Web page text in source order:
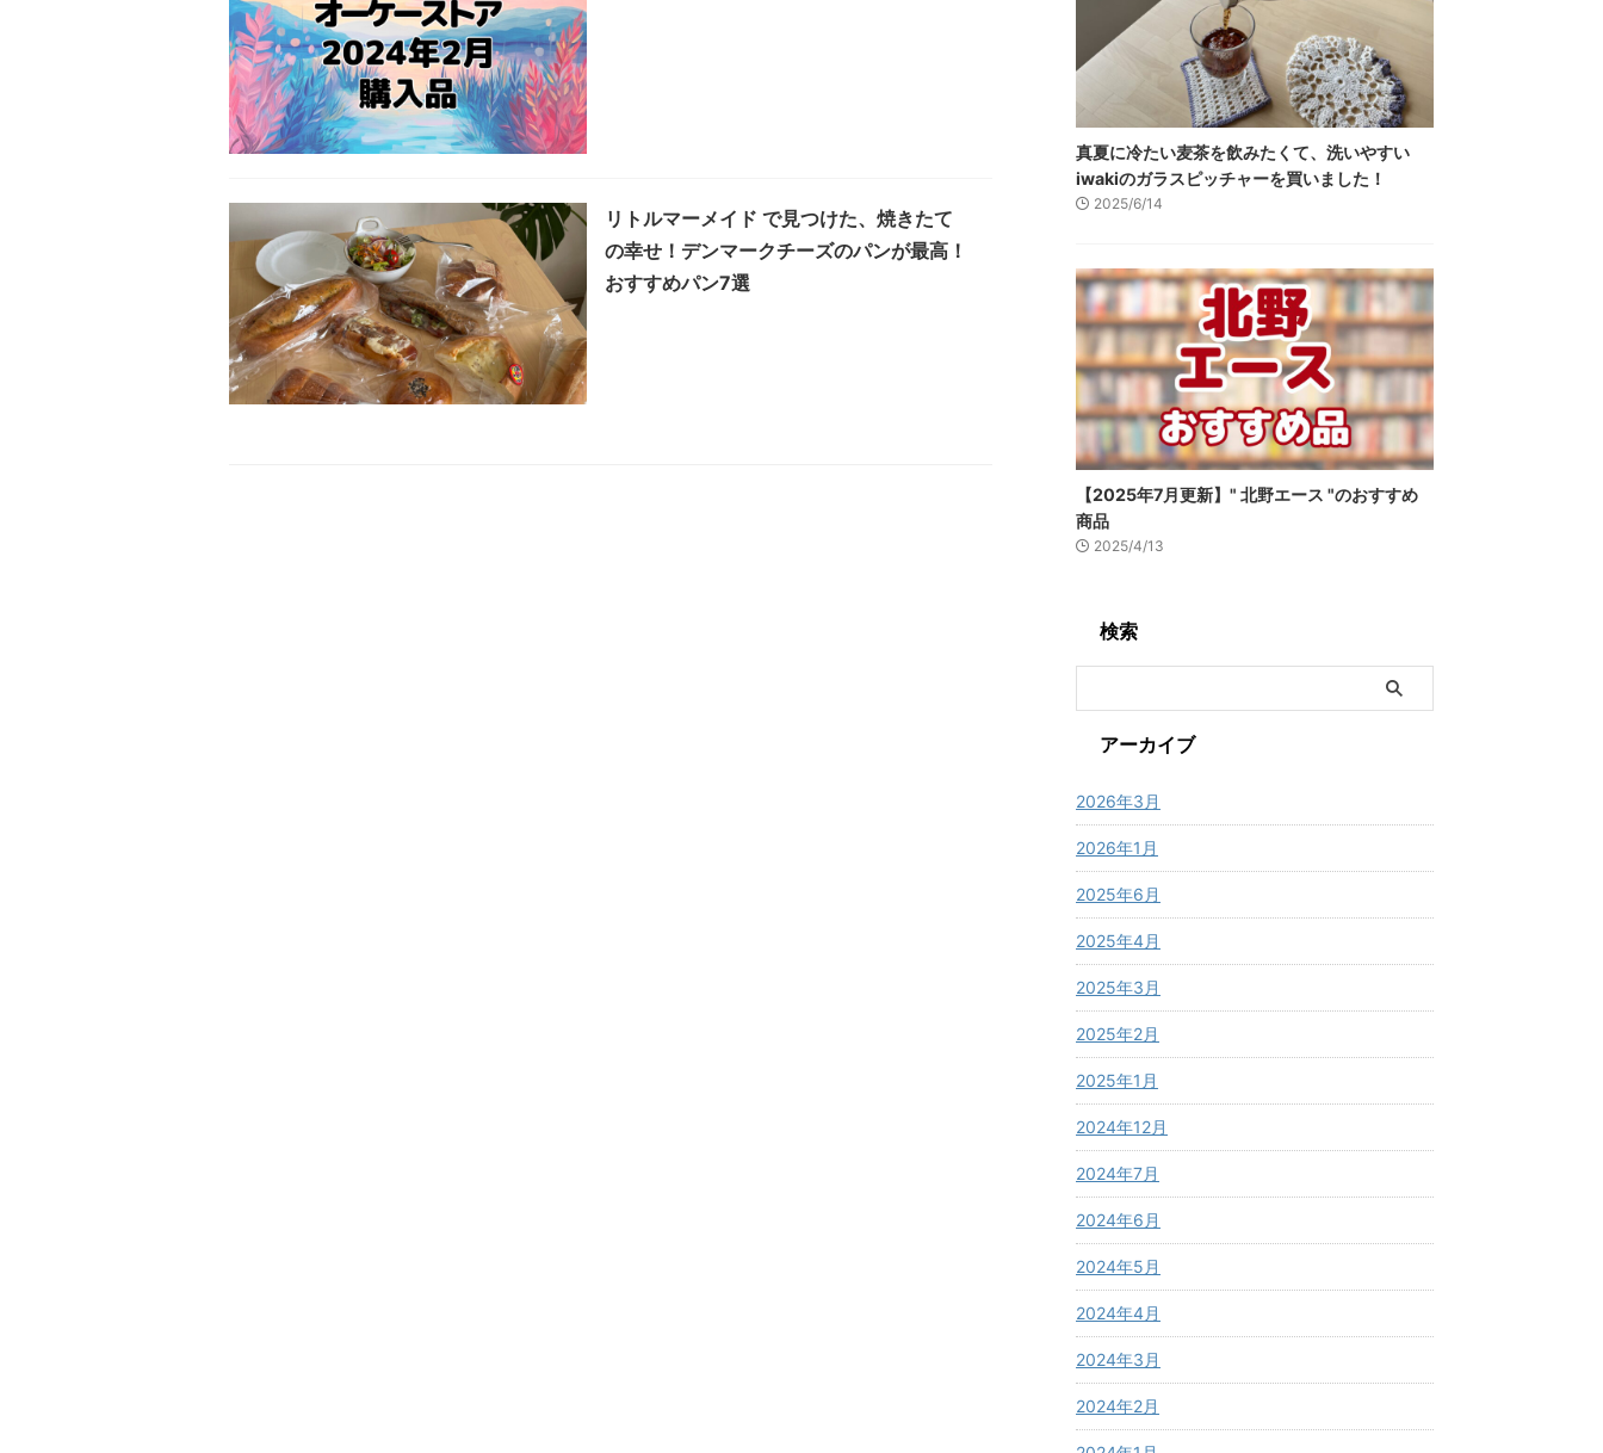
リトルマーメイド で見つけた、焼きたて
の幸せ！デンマークチーズのパンが最高！
おすすめパン7選
真夏に冷たい麦茶を飲みたくて、洗いやすい
iwakiのガラスピッチャーを買いました！
2025/6/14
【2025年7月更新】" 北野エース "のおすすめ
商品
2025/4/13
検索
アーカイブ
2026年3月
2026年1月
2025年6月
2025年4月
2025年3月
2025年2月
2025年1月
2024年12月
2024年7月
2024年6月
2024年5月
2024年4月
2024年3月
2024年2月